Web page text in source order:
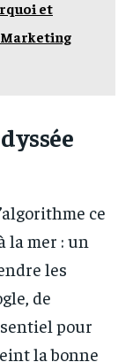
et
Marketing
ce
la mer : un
les
de
pour
la bonne